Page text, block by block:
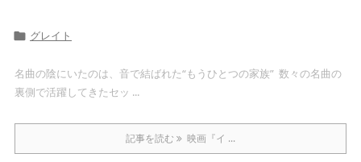
 グレイト
名曲の陰にいたのは、音で結ばれた“もうひとつの家族” 数々の名曲の
裏側で活躍してきたセッ ...
記事を読む 映画『イ ...